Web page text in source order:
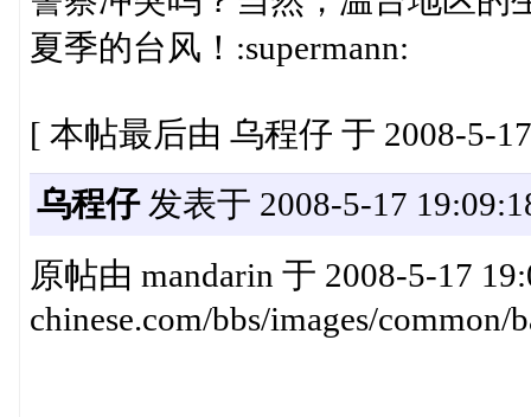
夏季的台风！:supermann:
[ 本帖最后由 乌程仔 于 2008-5-
乌程仔发表于 2008-5-17
原帖由 mandarin 于 2008-5-17
chinese.com/bbs/images/common/